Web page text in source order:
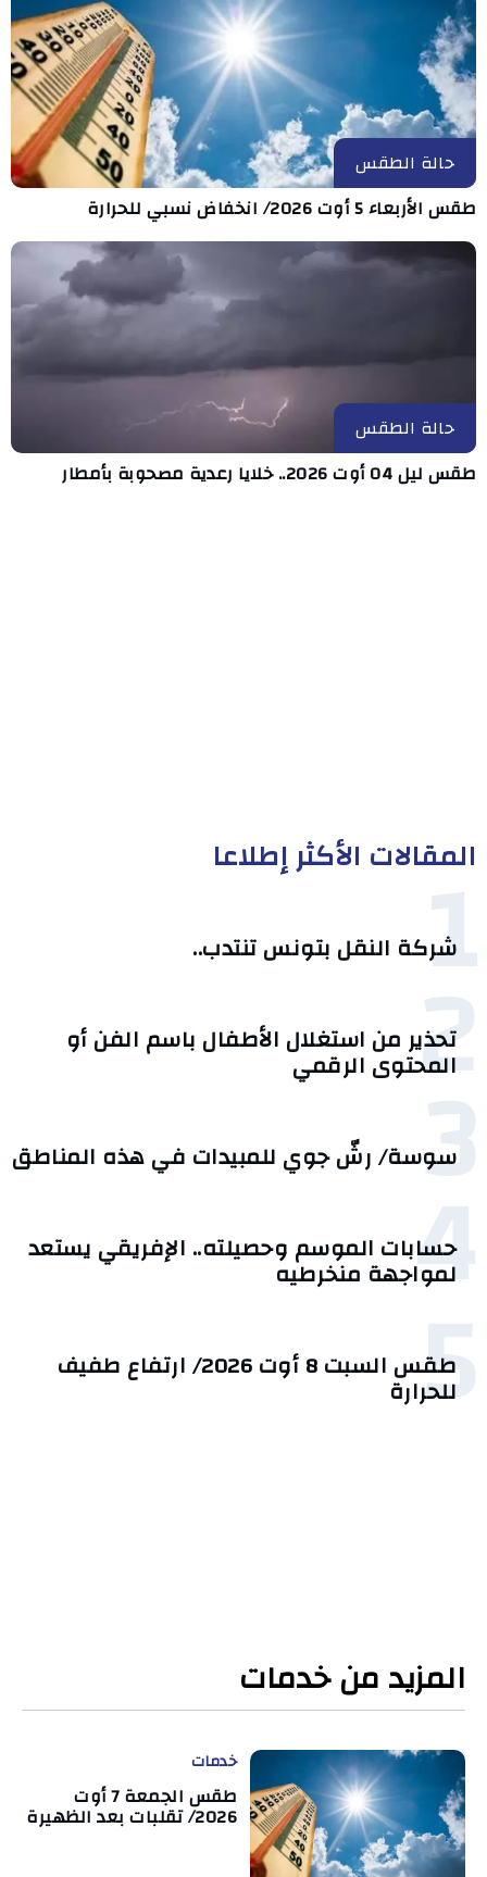
حالة الطقس
طقس الأربعاء 5 أوت 2026/ انخفاض نسبي للحرارة
حالة الطقس
طقس ليل 04 أوت 2026.. خلايا رعدية مصحوبة بأمطار
المقالات الأكثر إطلاعا
1
شركة النقل بتونس تنتدب..
2
تحذير من استغلال الأطفال باسم الفن أو
المحتوى الرقمي
3
سوسة/ رشّ جوي للمبيدات في هذه المناطق
4
حسابات الموسم وحصيلته.. الإفريقي يستعد
لمواجهة منخرطيه
5 طقس السبت 8 أوت 2026/ ارتفاع طفيف
للحرارة
المزيد من خدمات
خدمات
طقس الجمعة 7 أوت
2026/ تقلبات بعد الظهيرة